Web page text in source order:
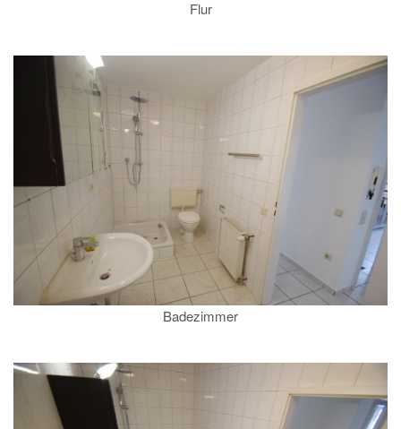
Flur
Badezimmer